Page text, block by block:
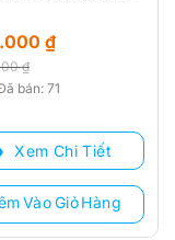
₫
₫.
₫
₫.
bán: 71
Xem Chi Tiết
Vào Giỏ Hàng